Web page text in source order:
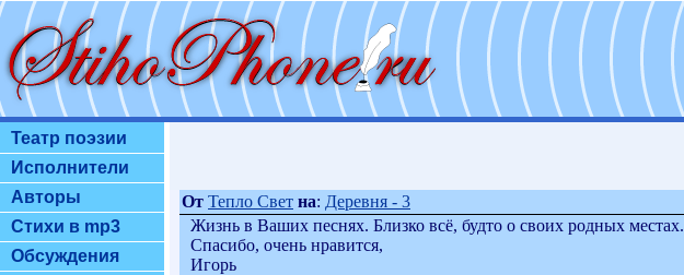
Театр поэзии
Исполнители
Авторы
Стихи в mp3
Обсуждения
От Тепло Свет на: Деревня - 3
Жизнь в Ваших песнях. Близко всё, будто о своих родных местах.
Спасибо, очень нравится,
Игорь